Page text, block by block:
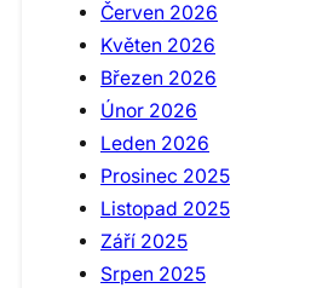
Červen 2026
Květen 2026
Březen 2026
Únor 2026
Leden 2026
Prosinec 2025
Listopad 2025
Září 2025
Srpen 2025